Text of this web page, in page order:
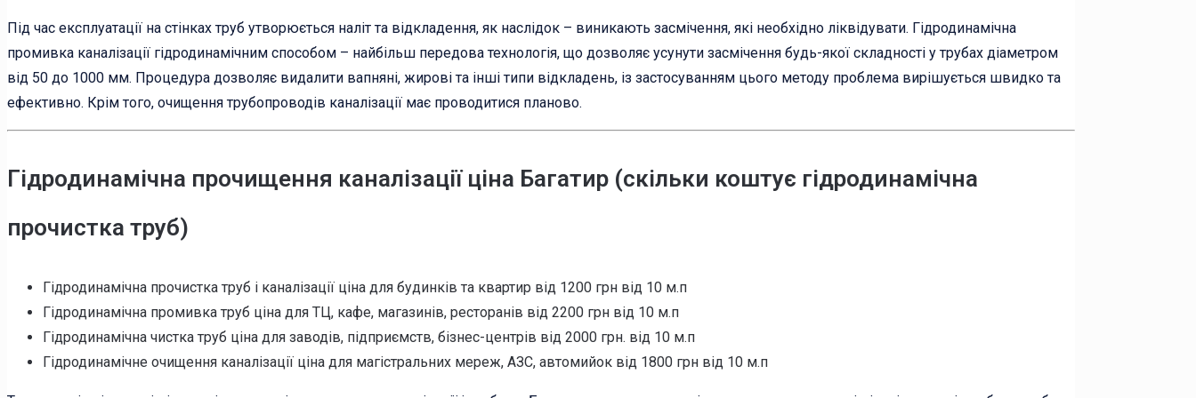
Під час експлуатації на стінках труб утворюється наліт та відкладення, як наслідок – виникають засмічення, які необхідно ліквідувати. Гідродинамічна
промивка каналізації гідродинамічним способом – найбільш передова технологія, що дозволяє усунути засмічення будь-якої складності у трубах діаметром
від 50 до 1000 мм. Процедура дозволяє видалити вапняні, жирові та інші типи відкладень, із застосуванням цього методу проблема вирішується швидко та
ефективно. Крім того, очищення трубопроводів каналізації має проводитися планово.
Гідродинамічна прочищення каналізації ціна Багатир (скільки коштує гідродинамічна
прочистка труб)
Гідродинамічна прочистка труб і каналізації ціна для будинків та квартир від 1200 грн від 10 м.п
Гідродинамічна промивка труб ціна для ТЦ, кафе, магазинів, ресторанів від 2200 грн від 10 м.п
Гідродинамічна чистка труб ціна для заводів, підприємств, бізнес-центрів від 2000 грн. від 10 м.п
Гідродинамічне очищення каналізації ціна для магістральних мереж, АЗС, автомийок від 1800 грн від 10 м.п